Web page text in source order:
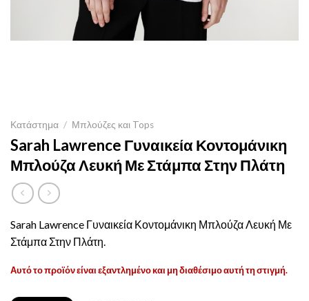
Κατάστημα / Μπλούζες και Tops
Sarah Lawrence Γυναικεία Κοντομάνικη
Μπλούζα Λευκή Με Στάμπα Στην Πλάτη
Sarah Lawrence Γυναικεία Κοντομάνικη Μπλούζα Λευκή Με
Στάμπα Στην Πλάτη.
Αυτό το προϊόν είναι εξαντλημένο και μη διαθέσιμο αυτή τη στιγμή.